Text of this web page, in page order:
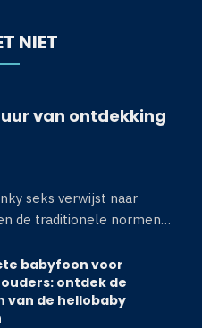
NIET
van ontdekking
seks verwijst naar
de traditionele normen…
babyfoon voor
ontdek de
van de hellobaby